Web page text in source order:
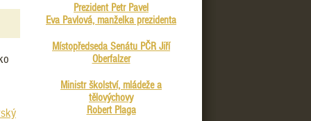
Prezident Petr Pavel
Eva Pavlová, manželka prezidenta
Místopředseda Senátu PČR Jiří
Oberfalzer
Ministr školství, mládeže a
tělovýchovy
Robert Plaga